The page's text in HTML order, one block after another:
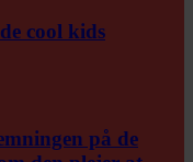
cool kids
på de